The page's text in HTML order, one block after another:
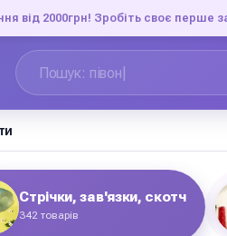
від 2000грн! Зробіть своє перше
Стрічки, зав'язки, скотч
342 товарів